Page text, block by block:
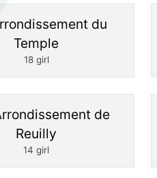
du
Temple
18 girl
de
Reuilly
14 girl